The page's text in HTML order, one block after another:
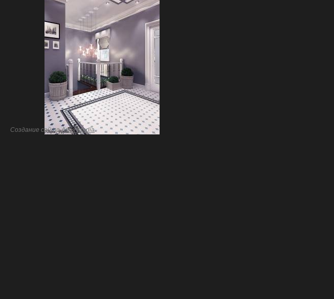
Создание сайтаArtex Media